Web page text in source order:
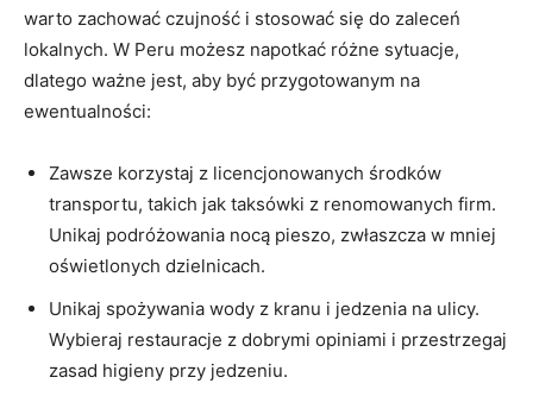
warto zachować czujność ‍i ​stosować się do zaleceń‌
lokalnych. W Peru możesz napotkać różne sytuacje,
dlatego ważne jest, aby być przygotowanym na
ewentualności:
Zawsze korzystaj z licencjonowanych środków
transportu, takich jak taksówki z renomowanych firm.
Unikaj podróżowania nocą pieszo, ⁢zwłaszcza w mniej
oświetlonych dzielnicach.
Unikaj spożywania wody z kranu i ​jedzenia na ulicy.
Wybieraj restauracje‌ z dobrymi opiniami i ‌przestrzegaj
zasad higieny przy jedzeniu.